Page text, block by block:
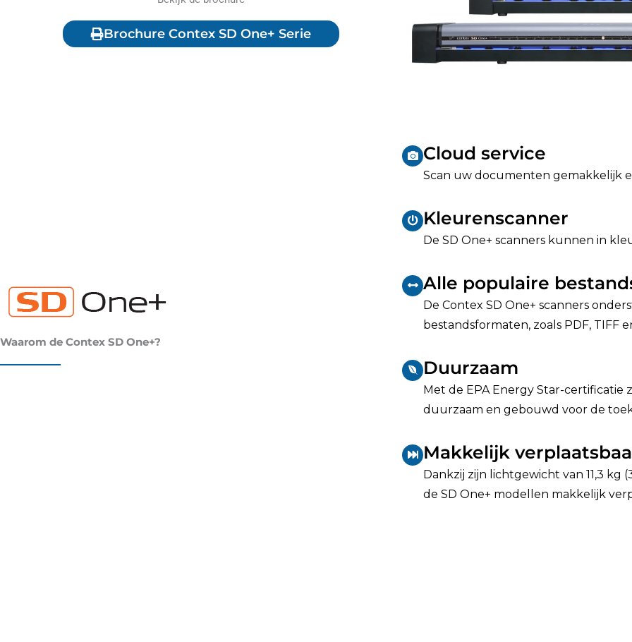
Brochure Contex SD One+ Serie
Waarom de Contex SD One+?
Cloud service
Scan uw documenten gemakkelijk
Kleurenscanner
De SD One+ scanners kunnen in
Alle populaire
De Contex SD One+ scanners
bestandsformaten, zoals PDF, TIFF
Duurzaam
Met de EPA Energy Star-certificatie
duurzaam en gebouwd voor de
Makkelijk
Dankzij zijn lichtgewicht van 11,3 kg
de SD One+ modellen makkelijk